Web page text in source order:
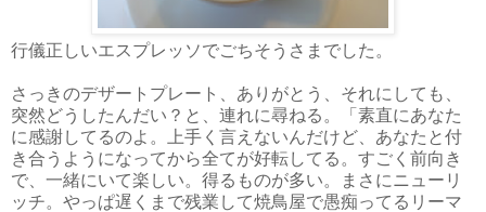
行儀正しいエスプレッソでごちそうさまでした。
さっきのデザートプレート、ありがとう、それにしても、
突然どうしたんだい？と、連れに尋ねる。「素直にあなた
に感謝してるのよ。上手く言えないんだけど、あなたと付
き合うようになってから全てが好転してる。すごく前向き
で、一緒にいて楽しい。得るものが多い。まさにニューリ
ッチ。やっぱ遅くまで残業して焼鳥屋で愚痴ってるリーマ